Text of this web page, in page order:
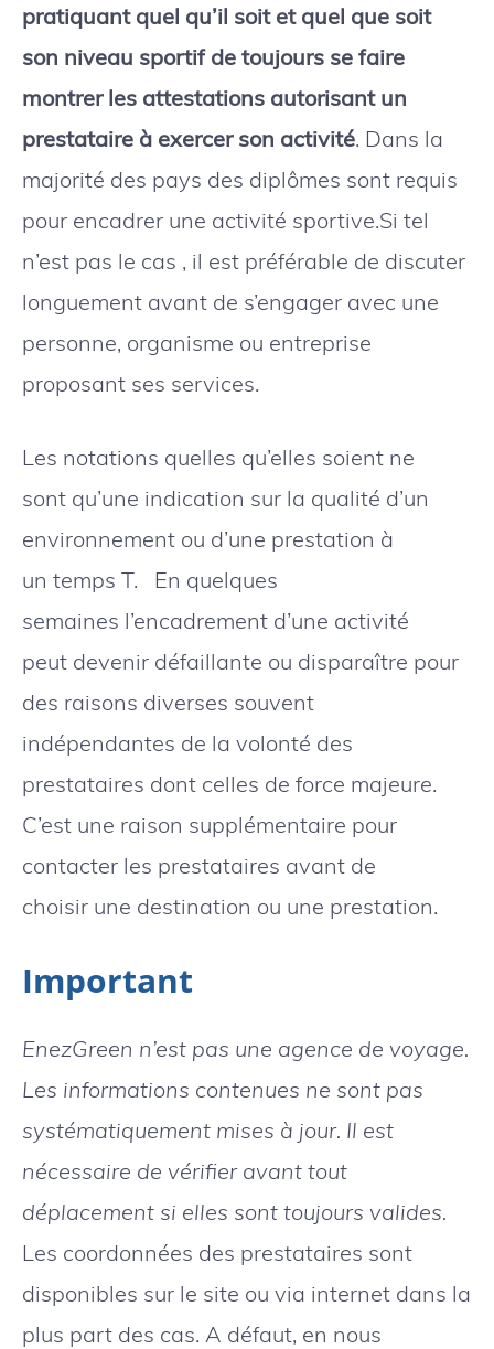
pratiquant quel qu’il soit et quel que soit
son niveau sportif de toujours se faire
montrer les attestations autorisant un
prestataire à exercer son activité. Dans la
majorité des pays des diplômes sont requis
pour encadrer une activité sportive.Si tel
n’est pas le cas , il est préférable de discuter
longuement avant de s’engager avec une
personne, organisme ou entreprise
proposant ses services.
Les notations quelles qu’elles soient ne
sont qu’une indication sur la qualité d’un
environnement ou d’une prestation à
un temps T. En quelques
semaines l’encadrement d’une activité
peut devenir défaillante ou disparaître pour
des raisons diverses souvent
indépendantes de la volonté des
prestataires dont celles de force majeure.
C’est une raison supplémentaire pour
contacter les prestataires avant de
choisir une destination ou une prestation.
Important
EnezGreen n’est pas une agence de voyage.
Les informations contenues ne sont pas
systématiquement mises à jour. Il est
nécessaire de vérifier avant tout
déplacement si elles sont toujours valides.
Les coordonnées des prestataires sont
disponibles sur le site ou via internet dans la
plus part des cas. A défaut, en nous